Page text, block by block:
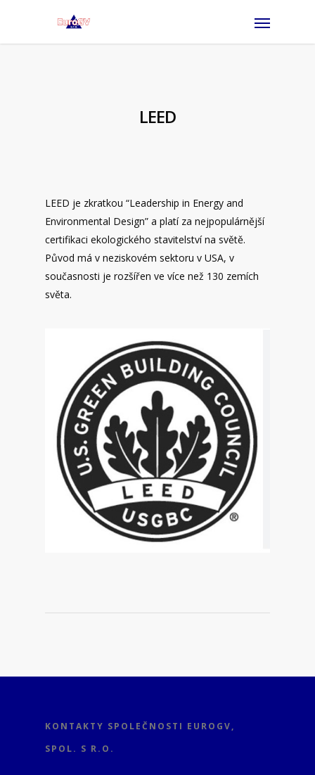
LEED
LEED je zkratkou “Leadership in Energy and
Environmental Design” a platí za nejpopulárnější
certifikaci ekologického stavitelství na světě.
Původ má v neziskovém sektoru v USA, v
současnosti je rozšířen ve více než 130 zemích
světa.
KONTAKTY SPOLEČNOSTI EUROGV,
SPOL. S R.O.